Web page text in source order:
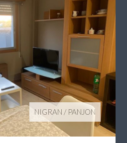
NIGRAN / PANJON